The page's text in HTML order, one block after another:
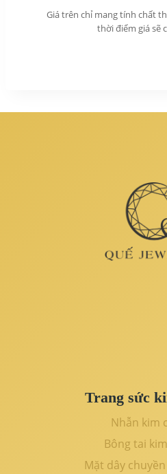
Giá trên chỉ mang tính chất
thời điểm giá sẽ
Trang sức
Nhẫn kim
Bông tai
Mặt dây